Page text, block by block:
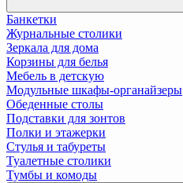
Банкетки
Журнальные столики
Зеркала для дома
Корзины для белья
Мебель в детскую
Модульные шкафы-органайзеры
Обеденные столы
Подставки для зонтов
Полки и этажерки
Стулья и табуреты
Туалетные столики
Тумбы и комоды